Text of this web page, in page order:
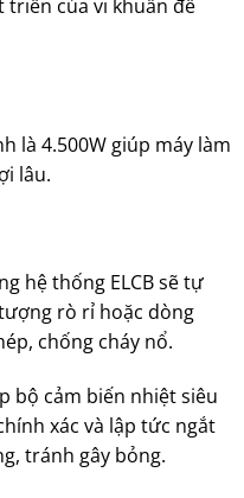
triển của vi khuẩn để
là 4.500W giúp máy làm
lâu.
hệ thống ELCB sẽ tự
rò rỉ hoặc dòng
chống cháy nổ.
bộ cảm biến nhiệt siêu
xác và lập tức ngắt
tránh gây bỏng.